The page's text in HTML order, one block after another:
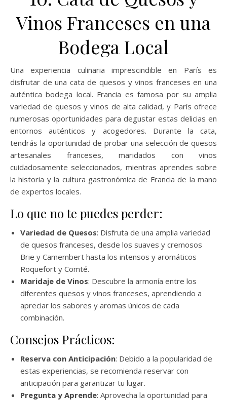
Vinos Franceses en una
Bodega Local
Una experiencia culinaria imprescindible en París es
disfrutar de una cata de quesos y vinos franceses en una
auténtica bodega local. Francia es famosa por su amplia
variedad de quesos y vinos de alta calidad, y París ofrece
numerosas oportunidades para degustar estas delicias en
entornos auténticos y acogedores. Durante la cata,
tendrás la oportunidad de probar una selección de quesos
artesanales franceses, maridados con vinos
cuidadosamente seleccionados, mientras aprendes sobre
la historia y la cultura gastronómica de Francia de la mano
de expertos locales.
Lo que no te puedes perder:
Variedad de Quesos: Disfruta de una amplia variedad
de quesos franceses, desde los suaves y cremosos
Brie y Camembert hasta los intensos y aromáticos
Roquefort y Comté.
Maridaje de Vinos: Descubre la armonía entre los
diferentes quesos y vinos franceses, aprendiendo a
apreciar los sabores y aromas únicos de cada
combinación.
Consejos Prácticos:
Reserva con Anticipación: Debido a la popularidad de
estas experiencias, se recomienda reservar con
anticipación para garantizar tu lugar.
Pregunta y Aprende: Aprovecha la oportunidad para